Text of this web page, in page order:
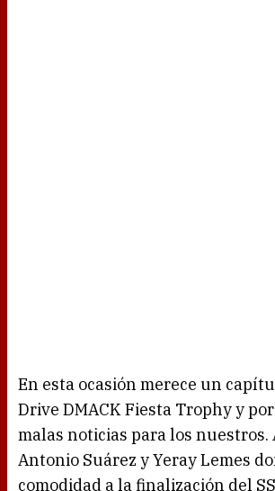
En esta ocasión merece un
Drive DMACK Fiesta Trophy y
malas noticias para los nuestros.
Antonio Suárez y Yeray Lemes
comodidad a la finalización del